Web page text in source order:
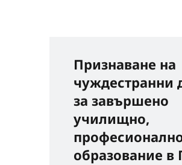
Признаване на
чуждестранни
за завършено
училищно,
образование в